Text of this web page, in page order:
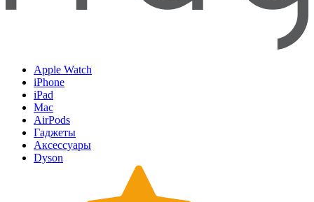
Apple Watch
iPhone
iPad
Mac
AirPods
Гаджеты
Аксессуары
Dyson